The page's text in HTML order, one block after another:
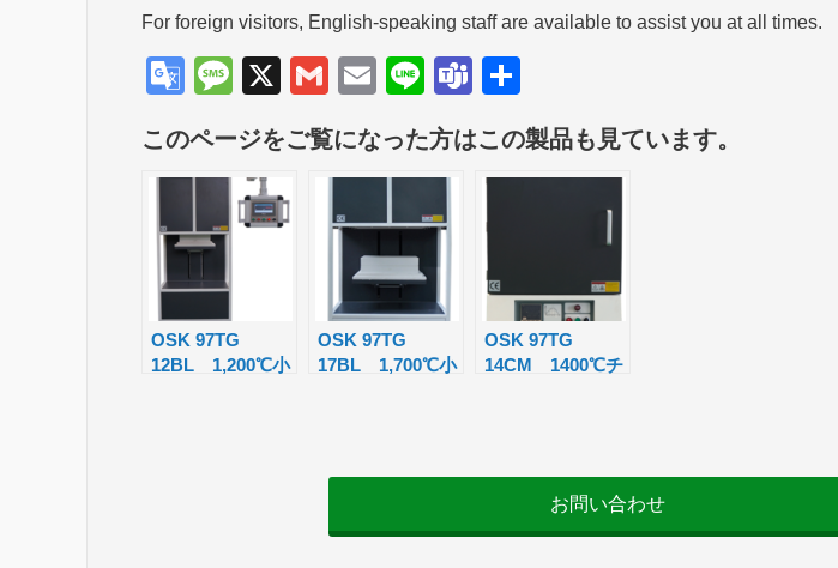
For foreign visitors, English-speaking staff are available to assist you at all times.
G
o
gl
e
Tr
a
n
sl
M
ss
a
g
X
G
ail
E
ail
Li
e
T
a
m
s
このページをご覧になった方はこの製品も見ています。
OSK 97TG
12BL 1,200℃小
OSK 97TG
17BL 1,700℃小
OSK 97TG
14CM 1400℃チ
お問い合わせ